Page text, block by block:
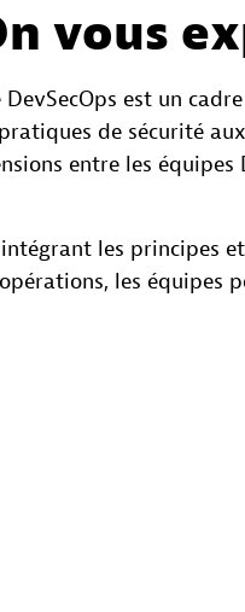
vous
DevSecOps est un
pratiques de sécurité
entre les
intégrant les principes
opérations, les équipes